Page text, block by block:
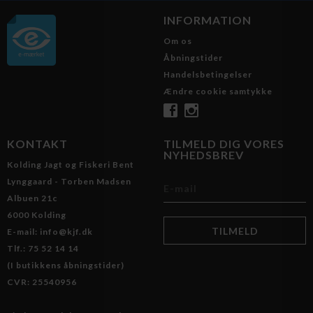
INFORMATION
Om os
Åbningstider
Handelsbetingelser
Ændre cookie samtykke
KONTAKT
Kolding Jagt og Fiskeri Bent
Lynggaard - Torben Madsen
Albuen 21c
6000 Kolding
E-mail: info@kjf.dk
Tlf.: 75 52 14 14
(I butikkens åbningstider)
CVR: 25540956
TILMELD DIG VORES
NYHEDSBREV